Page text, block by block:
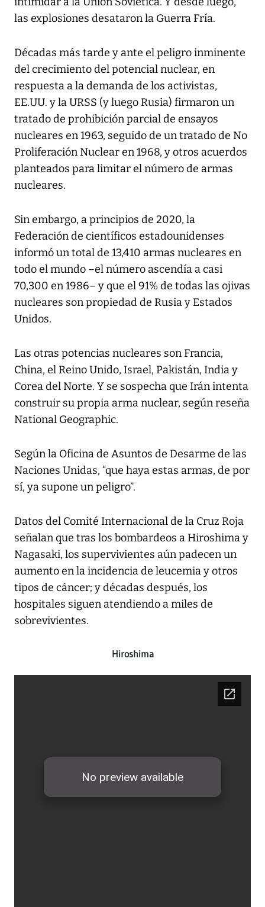
las explosiones desataron la Guerra Fría.
Décadas más tarde y ante el peligro inminente
del crecimiento del potencial nuclear, en
respuesta a la demanda de los activistas,
EE.UU. y la URSS (y luego Rusia) firmaron un
tratado de prohibición parcial de ensayos
nucleares en 1963, seguido de un tratado de No
Proliferación Nuclear en 1968, y otros acuerdos
planteados para limitar el número de armas
nucleares.
Sin embargo, a principios de 2020, la
Federación de científicos estadounidenses
informó un total de 13,410 armas nucleares en
todo el mundo –el número ascendía a casi
70,300 en 1986– y que el 91% de todas las ojivas
nucleares son propiedad de Rusia y Estados
Unidos.
Las otras potencias nucleares son Francia,
China, el Reino Unido, Israel, Pakistán, India y
Corea del Norte. Y se sospecha que Irán intenta
construir su propia arma nuclear, según reseña
National Geographic.
Según la Oficina de Asuntos de Desarme de las
Naciones Unidas, “que haya estas armas, de por
sí, ya supone un peligro”.
Datos del Comité Internacional de la Cruz Roja
señalan que tras los bombardeos a Hiroshima y
Nagasaki, los supervivientes aún padecen un
aumento en la incidencia de leucemia y otros
tipos de cáncer; y décadas después, los
hospitales siguen atendiendo a miles de
sobrevivientes.
Hiroshima